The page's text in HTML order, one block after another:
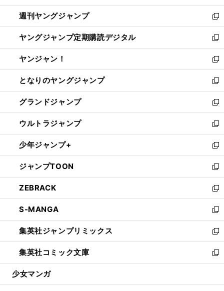
開
く
ウ
で
開
く
ン
ド
ウ
で
開
く
ウ
ィ
ン
ド
ウ
で
開
く
週刊ヤングジャンプ
新
し
い
ウ
ィ
ン
ド
ウ
で
開
く
ヤングジャンプ定期購読デジタル
新
し
い
ウ
ィ
ン
ド
ウ
で
開
く
ヤンジャン！
新
し
い
ウ
ィ
ン
ド
ウ
で
開
く
となりのヤングジャンプ
新
し
い
ウ
ィ
ン
ド
ウ
で
開
く
グランドジャンプ
新
し
い
ウ
ィ
ン
ド
ウ
で
開
く
ウルトラジャンプ
新
し
い
ウ
ィ
ン
ド
ウ
で
開
く
少年ジャンプ+
新
し
い
ウ
ィ
ン
ド
ウ
で
開
く
ジャンプTOON
新
し
い
ウ
ィ
ン
ド
ウ
で
開
ZEBRACK
新
し
い
ウ
ィ
ン
ド
ウ
開
S-MANGA
新
し
い
ウ
ィ
ン
ウ
集英社ジャンプリミックス
新
し
い
ウ
ン
集英社コミック文庫
新
し
ウ
少女マンガ